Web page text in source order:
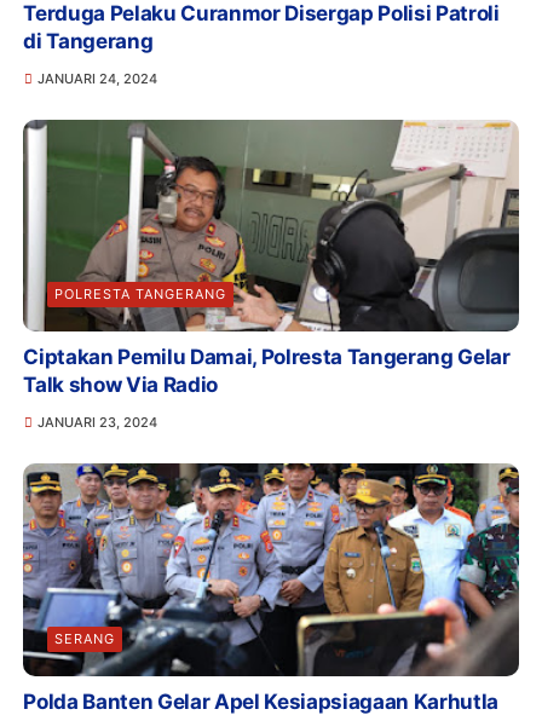
Terduga Pelaku Curanmor Disergap Polisi Patroli
di Tangerang
JANUARI 24, 2024
POLRESTA TANGERANG
Ciptakan Pemilu Damai, Polresta Tangerang Gelar
Talk show Via Radio
JANUARI 23, 2024
SERANG
Polda Banten Gelar Apel Kesiapsiagaan Karhutla